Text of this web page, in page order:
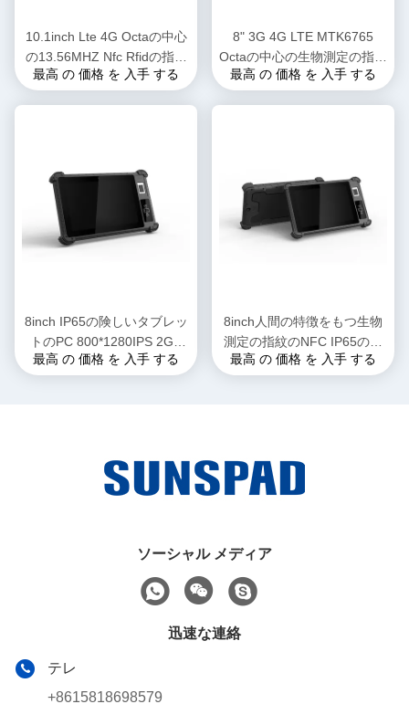
10.1inch Lte 4G Octaの中心
の13.56MHZ Nfc Rfidの指紋
が付いている険しいタブレッ
最高 の 価格 を 入手 する
8" 3G 4G LTE MTK6765
Octaの中心の生物測定の指紋
NFCの読者が付いている産業
最高 の 価格 を 入手 する
8inch IP65の険しいタブレッ
トのPC 800*1280IPS 2GB
+16GB 8000mAh 2.0MP
最高 の 価格 を 入手 する
8inch人間の特徴をもつ生物
測定の指紋のNFC IP65の防
水高耐久化されたタブレット
最高 の 価格 を 入手 する
ソーシャル メディア
迅速な連絡
テレ
+8615818698579